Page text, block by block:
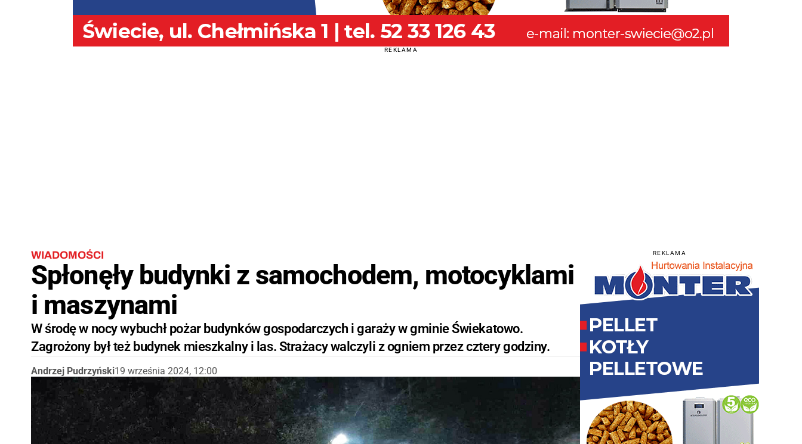
REKLAMA
WIADOMOŚCI
Spłonęły budynki z samochodem, motocyklami
i maszynami
W środę w nocy wybuchł pożar budynków gospodarczych i garaży w gminie Świekatowo.
Zagrożony był też budynek mieszkalny i las. Strażacy walczyli z ogniem przez cztery godziny.
Andrzej Pudrzyński19 września 2024, 12:00
REKLAMA